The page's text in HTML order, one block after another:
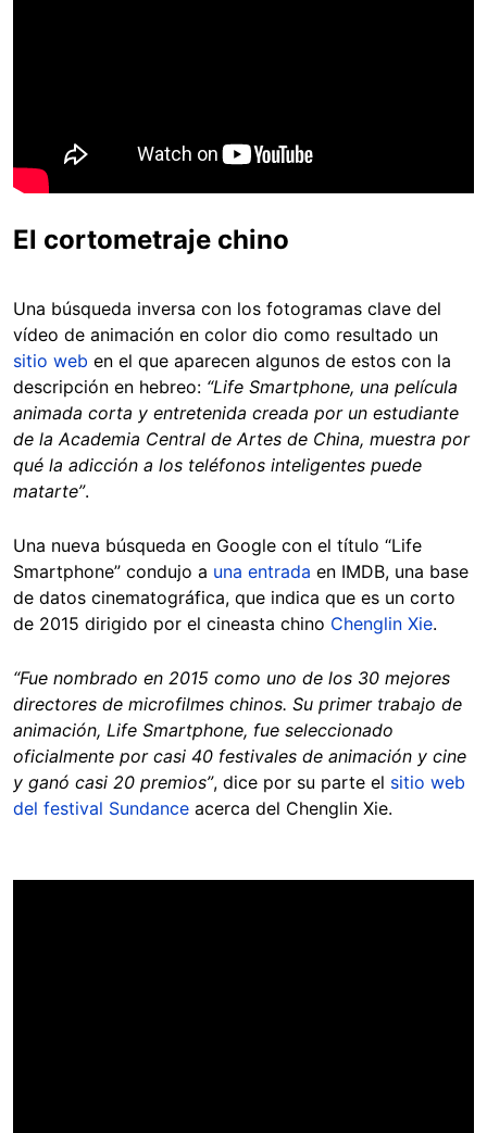
El cortometraje chino
Una búsqueda inversa con los fotogramas clave del
vídeo de animación en color dio como resultado un
sitio web en el que aparecen algunos de estos con la
descripción en hebreo: “Life Smartphone, una película
animada corta y entretenida creada por un estudiante
de la Academia Central de Artes de China, muestra por
qué la adicción a los teléfonos inteligentes puede
matarte”.
Una nueva búsqueda en Google con el título “Life
Smartphone” condujo a una entrada en IMDB, una base
de datos cinematográfica, que indica que es un corto
de 2015 dirigido por el cineasta chino Chenglin Xie.
“Fue nombrado en 2015 como uno de los 30 mejores
directores de microfilmes chinos. Su primer trabajo de
animación, Life Smartphone, fue seleccionado
oficialmente por casi 40 festivales de animación y cine
y ganó casi 20 premios”, dice por su parte el sitio web
del festival Sundance acerca del Chenglin Xie.